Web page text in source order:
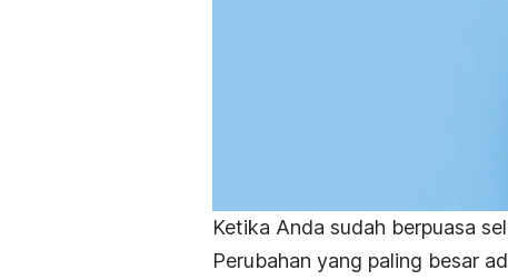
Ketika Anda sudah berpuasa
Perubahan yang paling besar